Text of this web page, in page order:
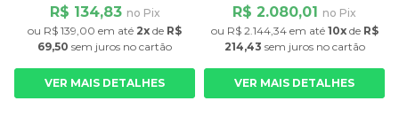
R$ 134,83 no Pix
ou R$ 139,00 em até 2x de R$
69,50 sem juros no cartão
VER MAIS DETALHES
R$ 2.080,01 no Pix
ou R$ 2.144,34em até 10xde R$
214,43 sem jurosno cartão
VER MAIS DETALHES